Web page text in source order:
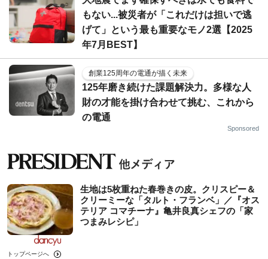
もない...被災者が「これだけは担いで逃
げて」という最も重要なモノ2選【2025
年7月BEST】
創業125周年の電通が描く未来
125年磨き続けた課題解決力。多様な人
財の才能を掛け合わせて挑む、これから
の電通
Sponsored
生地は5枚重ねた春巻きの皮。クリスピー＆
クリーミーな「タルト・フランベ」／『オス
テリア コマチーナ』亀井良真シェフの「家
つまみレシピ」
トップページへ